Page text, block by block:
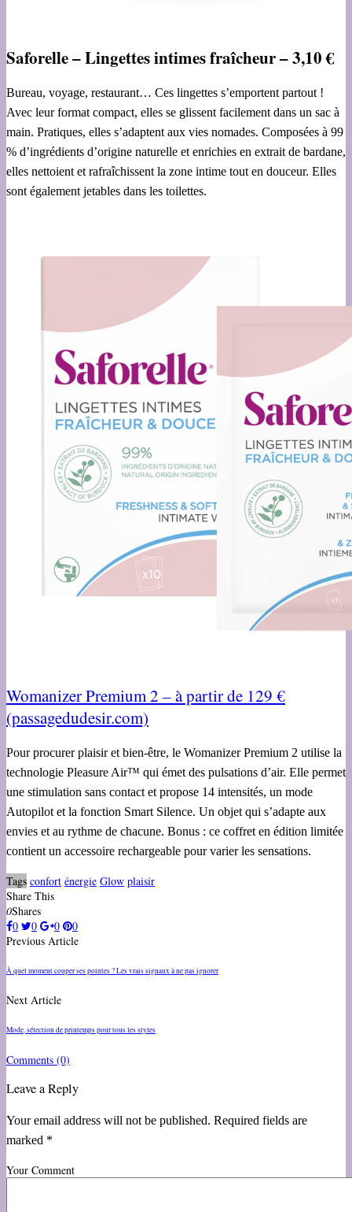
Saforelle – Lingettes intimes fraîcheur – 3,10 €
Bureau, voyage, restaurant… Ces lingettes s’emportent partout !
Avec leur format compact, elles se glissent facilement dans un sac à
main. Pratiques, elles s’adaptent aux vies nomades. Composées à 99
% d’ingrédients d’origine naturelle et enrichies en extrait de bardane,
elles nettoient et rafraîchissent la zone intime tout en douceur. Elles
sont également jetables dans les toilettes.
Womanizer Premium 2 – à partir de 129 €
(passagedudesir.com)
Pour procurer plaisir et bien-être, le Womanizer Premium 2 utilise la
technologie Pleasure Air™ qui émet des pulsations d’air. Elle permet
une stimulation sans contact et propose 14 intensités, un mode
Autopilot et la fonction Smart Silence. Un objet qui s’adapte aux
envies et au rythme de chacune. Bonus : ce coffret en édition limitée
contient un accessoire rechargeable pour varier les sensations.
Tags confort énergie Glow plaisir
Share This
0Shares
0
0 0
0
Previous Article
À quel moment couper ses pointes ? Les vrais signaux à ne pas ignorer
Next Article
Mode, sélection de printemps pour tous les styles
Comments (0)
Leave a Reply
Your email address will not be published. Required fields are
marked *
Your Comment